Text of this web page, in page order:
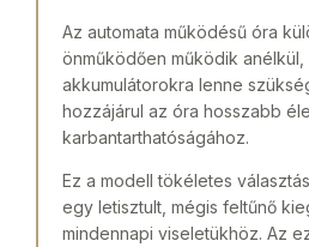
Az automata működésű óra
önműködően működik
akkumulátorokra lenne
hozzájárul az óra hosszabb
karbantarthatóságához.
Ez a modell tökéletes
egy letisztult, mégis feltűnő
mindennapi viseletükhöz. Az